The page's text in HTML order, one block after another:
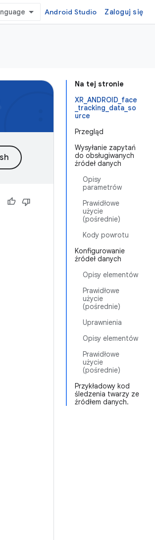
Android Studio Zaloguj się
Na tej stronie
XR_ANDROID_face
_tracking_data_so
urce
Przegląd
Wysyłanie zapytań
do obsługiwanych
źródeł danych
Opisy
parametrów
Prawidłowe
użycie
(pośrednie)
Kody powrotu
Konfigurowanie
źródeł danych
Opisy elementów
Prawidłowe
użycie
(pośrednie)
Uprawnienia
Opisy elementów
Prawidłowe
użycie
(pośrednie)
Przykładowy kod
śledzenia twarzy ze
źródłem danych.